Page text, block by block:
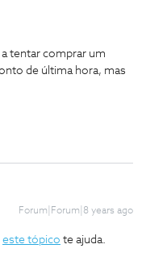
tentar comprar um
de última hora, mas
Forum|Forum|8 years ago
este tópico te ajuda.